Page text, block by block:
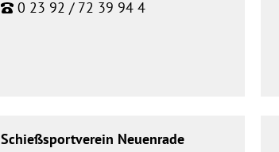
0 23 92 / 72 39 94 4
Schießsportverein Neuenrade